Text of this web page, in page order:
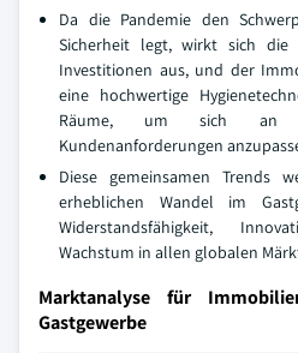
Da die Pandemie den
Sicherheit legt, wirkt sich die
Investitionen aus, und der
eine hochwertige
Räume, um sich an
Kundenanforderungen
Diese gemeinsamen Trends
erheblichen Wandel im
Widerstandsfähigkeit,
Wachstum in allen globalen
Marktanalyse für
Gastgewerbe